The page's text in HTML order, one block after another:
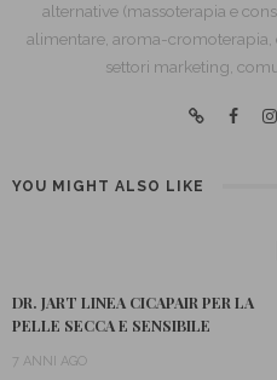
alternative (massoterapia e
alimentare, aroma-cromoterapia,
settori marketing,
YOU MIGHT ALSO LIKE
DR. JART LINEA CICAPAIR PER LA
PELLE SECCA E SENSIBILE
7 ANNI AGO